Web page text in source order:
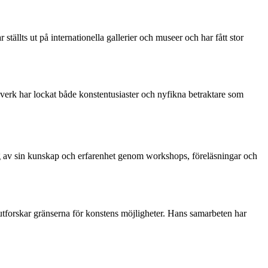
ut på internationella gallerier och museer och har fått stor
har lockat både konstentusiaster och nyfikna betraktare som
sin kunskap och erfarenhet genom workshops, föreläsningar och
gränserna för konstens möjligheter. Hans samarbeten har